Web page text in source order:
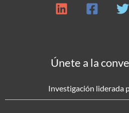
Únete a la
Investigación liderada